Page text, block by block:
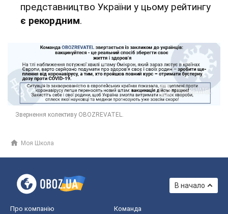
представництво України у цьому рейтингу
є рекордним.
Моя Школа
В начало
Про компанію Команда